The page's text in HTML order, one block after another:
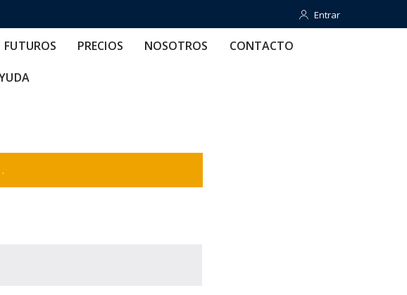
Entrar
Entrar
FUTUROS PRECIOS NOSOTROS CONTACTO